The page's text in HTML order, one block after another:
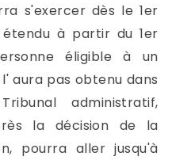
s'exercer dès le 1er
à partir du 1er
éligible à un
aura pas obtenu dans
administratif,
la décision de la
pourra aller jusqu'à